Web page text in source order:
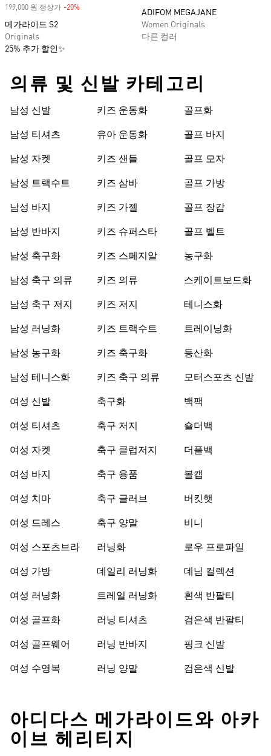
199,000 원 정상가 -20%
메가라이드 S2
Originals
25% 추가 할인✨
ADIFOM MEGAJANE
Women Originals
다른 컬러
의류 및 신발 카테고리
남성 신발
남성 티셔츠
남성 자켓
남성 트랙수트
남성 바지
남성 반바지
남성 축구화
남성 축구 의류
남성 축구 저지
남성 러닝화
남성 농구화
남성 테니스화
여성 신발
여성 티셔츠
여성 자켓
여성 바지
여성 치마
여성 드레스
여성 스포츠브라
여성 가방
여성 러닝화
여성 골프화
여성 골프웨어
여성 수영복
키즈 운동화
유아 운동화
키즈 샌들
키즈 삼바
키즈 가젤
키즈 슈퍼스타
키즈 스페지알
키즈 의류
키즈 저지
키즈 트랙수트
키즈 축구화
키즈 축구 의류
축구화
축구 저지
축구 클럽저지
축구 용품
축구 글러브
축구 양말
러닝화
데일리 러닝화
트레일 러닝화
러닝 티셔츠
러닝 반바지
러닝 양말
골프화
골프 바지
골프 모자
골프 가방
골프 장갑
골프 벨트
농구화
스케이트보드화
테니스화
트레이닝화
등산화
모터스포츠 신발
백팩
숄더백
더플백
볼캡
버킷햇
비니
로우 프로파일
데님 컬렉션
흰색 반팔티
검은색 반팔티
핑크 신발
검은색 신발
아디다스 메가라이드와 아카
이브 헤리티지